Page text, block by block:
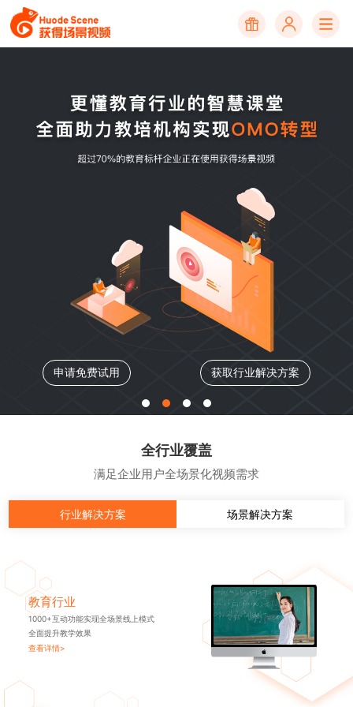
申请免费试用 获取行业解决方案
全行业覆盖
满足企业用户全场景化视频需求
行业解决方案 场景解决方案
教育行业
1000+互动功能实现全场景线上模式
全面提升教学效果
查看详情>